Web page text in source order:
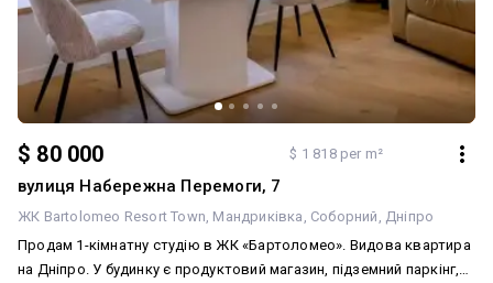
$ 80 000 $ 1 818 per m²
вулиця Набережна Перемоги, 7
ЖК Bartolomeo Resort Town Мандриківка Соборний Дніпро
Продам 1-кімнатну студію в ЖК «Бартоломео». Видова квартира
на Дніпро. У будинку є продуктовий магазин, підземний паркінг,